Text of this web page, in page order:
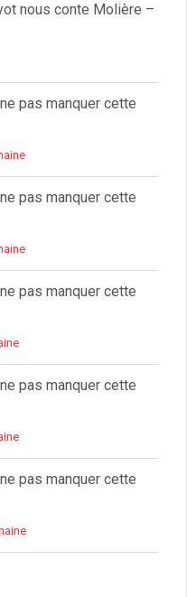
nous conte Molière –
pas manquer cette
pas manquer cette
pas manquer cette
pas manquer cette
pas manquer cette